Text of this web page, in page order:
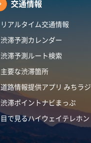
交通情報
リアルタイム交通情報
渋滞予測カレンダー
渋滞予測ルート検索
主要な渋滞箇所
道路情報提供アプリ みちラジ
渋滞ポイントナビまっぷ
目で見るハイウェイテレホン